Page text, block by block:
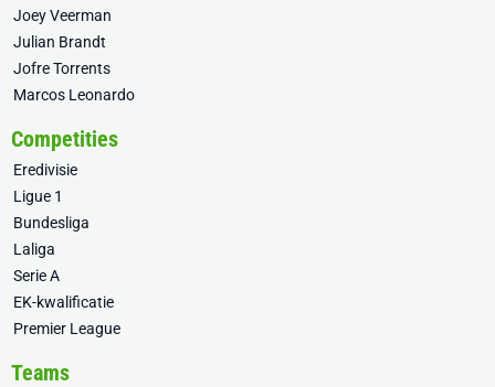
Joey Veerman
Julian Brandt
Jofre Torrents
Marcos Leonardo
Competities
Eredivisie
Ligue 1
Bundesliga
Laliga
Serie A
EK-kwalificatie
Premier League
Teams